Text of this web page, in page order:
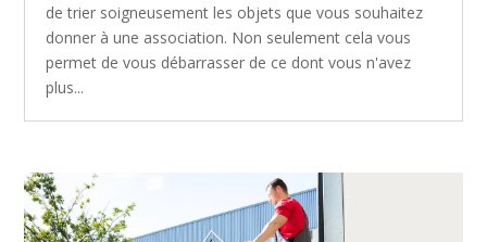
de trier soigneusement les objets que vous souhaitez
donner à une association. Non seulement cela vous
permet de vous débarrasser de ce dont vous n'avez
plus...